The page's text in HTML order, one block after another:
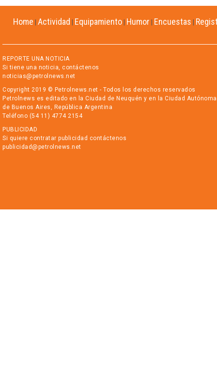
Home Actividad Equipamiento Humor Encuestas
REPORTE UNA NOTICIA
Si tiene una noticia, contáctenos
noticias@petrolnews.net
Copyright 2019 © Petrolnews.net - Todos los derechos reservados
Petrolnews es editado en la Ciudad de Neuquén y en la Ciudad Autónoma
de Buenos Aires, República Argentina
Teléfono (54 11) 4774 2154
PUBLICIDAD
Si quiere contratar publicidad contáctenos
publicidad@petrolnews.net